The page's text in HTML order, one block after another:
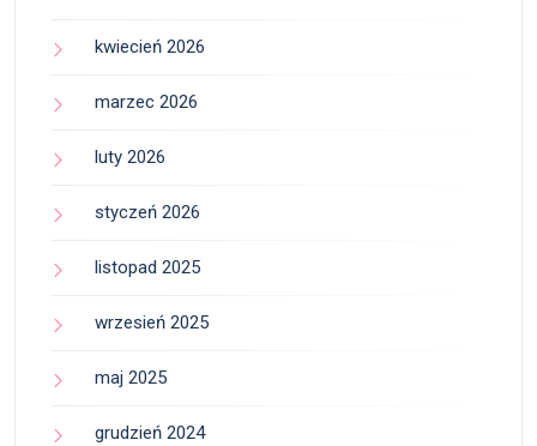
kwiecień 2026
marzec 2026
luty 2026
styczeń 2026
listopad 2025
wrzesień 2025
maj 2025
grudzień 2024